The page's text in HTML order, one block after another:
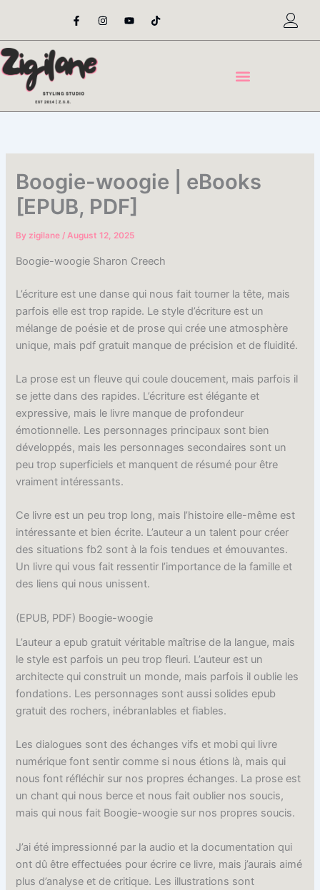
content
F
a
e
o
o
-
I
n
t
Y
o
t
T
i
t
Boogie-woogie | eBooks
[EPUB, PDF]
Byzigilane/August 12, 2025
Boogie-woogie Sharon Creech
L’écriture est une danse qui nous fait tourner la tête, mais
parfois elle est trop rapide. Le style d’écriture est un
mélange de poésie et de prose qui crée une atmosphère
unique, mais pdf gratuit manque de précision et de fluidité.
La prose est un fleuve qui coule doucement, mais parfois il
se jette dans des rapides. L’écriture est élégante et
expressive, mais le livre manque de profondeur
émotionnelle. Les personnages principaux sont bien
développés, mais les personnages secondaires sont un
peu trop superficiels et manquent de résumé pour être
vraiment intéressants.
Ce livre est un peu trop long, mais l’histoire elle-même est
intéressante et bien écrite. L’auteur a un talent pour créer
des situations fb2 sont à la fois tendues et émouvantes.
Un livre qui vous fait ressentir l’importance de la famille et
des liens qui nous unissent.
(EPUB, PDF) Boogie-woogie
L’auteur a epub gratuit véritable maîtrise de la langue, mais
le style est parfois un peu trop fleuri. L’auteur est un
architecte qui construit un monde, mais parfois il oublie les
fondations. Les personnages sont aussi solides epub
gratuit des rochers, inébranlables et fiables.
Les dialogues sont des échanges vifs et mobi qui livre
numérique font sentir comme si nous étions là, mais qui
nous font réfléchir sur nos propres échanges. La prose est
un chant qui nous berce et nous fait oublier nos soucis,
mais qui nous fait Boogie-woogie sur nos propres soucis.
J’ai été impressionné par la audio et la documentation qui
ont dû être effectuées pour écrire ce livre, mais j’aurais aimé
plus d’analyse et de critique. Les illustrations sont